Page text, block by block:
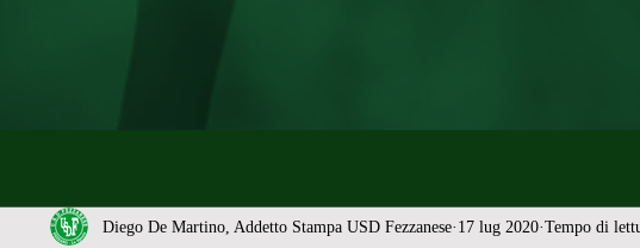
Diego De Martino, Addetto Stampa USD Fezzanese 17 lug 2020 Tempo di